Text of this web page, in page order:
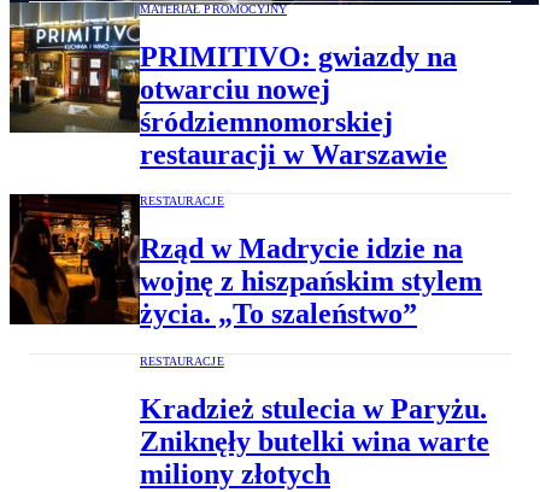
MATERIAŁ PROMOCYJNY
PRIMITIVO: gwiazdy na
otwarciu nowej
śródziemnomorskiej
restauracji w Warszawie
RESTAURACJE
Rząd w Madrycie idzie na
wojnę z hiszpańskim stylem
życia. „To szaleństwo”
RESTAURACJE
Kradzież stulecia w Paryżu.
Zniknęły butelki wina warte
miliony złotych